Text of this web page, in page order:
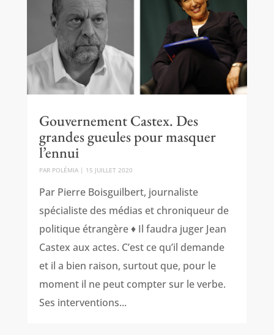
Gouvernement Castex. Des
grandes gueules pour masquer
l’ennui
PAR POLÉMIA| 15 JUILLET 2020
Par Pierre Boisguilbert, journaliste
spécialiste des médias et chroniqueur de
politique étrangère ♦ Il faudra juger Jean
Castex aux actes. C’est ce qu’il demande
et il a bien raison, surtout que, pour le
moment il ne peut compter sur le verbe.
Ses interventions...